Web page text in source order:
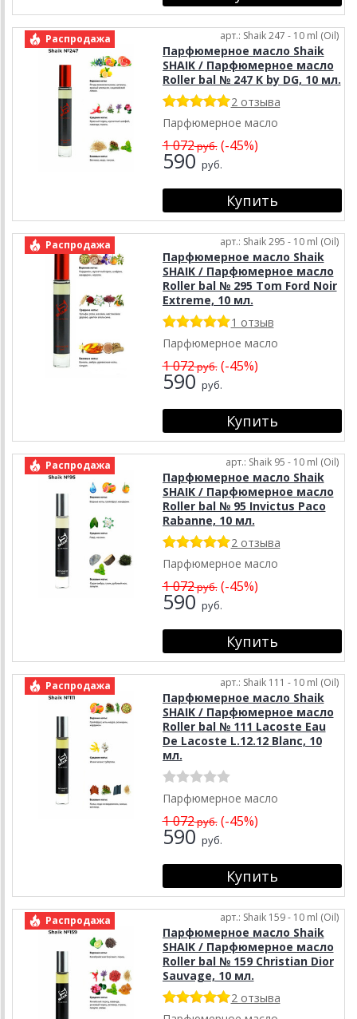
Распродажа арт.: Shaik 247 - 10 ml (Oil)
Парфюмерное масло Shaik
SHAIK / Парфюмерное масло
Roller bal № 247 K by DG, 10 мл.
2 отзыва
Парфюмерное масло
1 072руб.(-45%)
590 руб.
Распродажа арт.: Shaik 295 - 10 ml (Oil)
Парфюмерное масло Shaik
SHAIK / Парфюмерное масло
Roller bal № 295 Tom Ford Noir
Extreme, 10 мл.
1 отзыв
Парфюмерное масло
1 072руб.(-45%)
590 руб.
Распродажа арт.: Shaik 95 - 10 ml (Oil)
Парфюмерное масло Shaik
SHAIK / Парфюмерное масло
Roller bal № 95 Invictus Paco
Rabanne, 10 мл.
2 отзыва
Парфюмерное масло
1 072руб.(-45%)
590 руб.
Распродажа арт.: Shaik 111 - 10 ml (Oil)
Парфюмерное масло Shaik
SHAIK / Парфюмерное масло
Roller bal № 111 Lacoste Eau
De Lacoste L.12.12 Blanc, 10
мл.
Парфюмерное масло
1 072руб.(-45%)
590 руб.
Распродажа арт.: Shaik 159 - 10 ml (Oil)
Парфюмерное масло Shaik
SHAIK / Парфюмерное масло
Roller bal № 159 Christian Dior
Sauvage, 10 мл.
2 отзыва